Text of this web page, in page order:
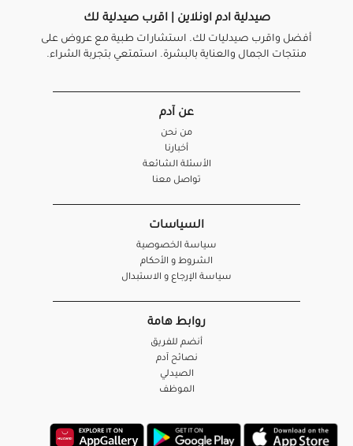
صيدلية ادم اونلاين | اقرب صيدلية لك
أفضل واقرب صيدليات لك. استشارات طبية مع عروض على
منتجات الجمال والعناية بالبشرة. استمتعي بتجربة الشراء.
عن آدم
من نحن
أخبارنا
الأسئلة الشائعة
تواصل معنا
السياسات
سياسة الخصوصية
الشروط و الأحكام
سياسة الإرجاع و الاستبدال
روابط هامة
أنضم للفريق
نصائح آدم
الصيدلي
الموظف